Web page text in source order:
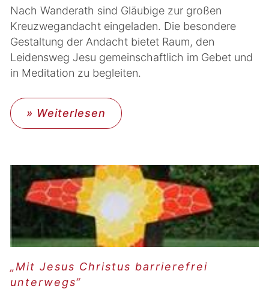
Nach Wanderath sind Gläubige zur großen
Kreuzwegandacht eingeladen. Die besondere
Gestaltung der Andacht bietet Raum, den
Leidensweg Jesu gemeinschaftlich im Gebet und
in Meditation zu begleiten.
» Weiterlesen
„Mit Jesus Christus barrierefrei
unterwegs“